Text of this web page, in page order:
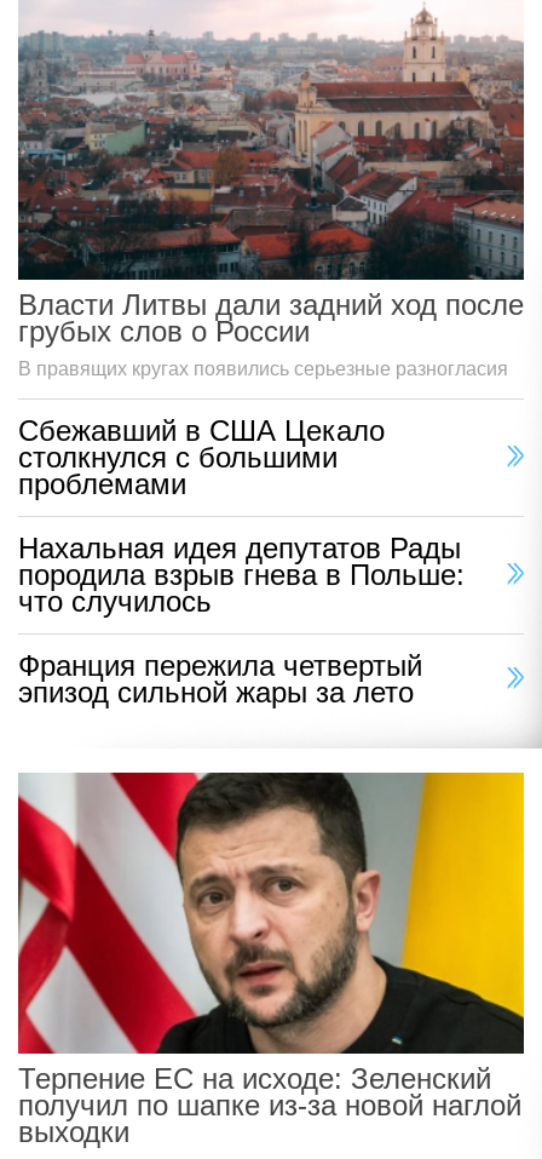
Власти Литвы дали задний ход после
грубых слов о России
В правящих кругах появились серьезные разногласия
Сбежавший в США Цекало
столкнулся с большими
проблемами
Нахальная идея депутатов Рады
породила взрыв гнева в Польше:
что случилось
Франция пережила четвертый
эпизод сильной жары за лето
Терпение ЕС на исходе: Зеленский
получил по шапке из-за новой наглой
выходки